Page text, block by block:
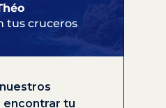
tus cruceros
encontrar tu